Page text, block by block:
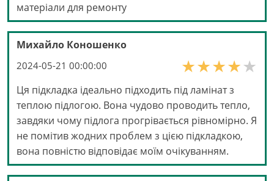
матеріали для ремонту
Михайло Коношенко
2024-05-21 00:00:00
Ця підкладка ідеально підходить під ламінат з
теплою підлогою. Вона чудово проводить тепло,
завдяки чому підлога прогрівається рівномірно. Я
не помітив жодних проблем з цією підкладкою,
вона повністю відповідає моїм очікуванням.